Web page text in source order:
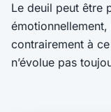
Le deuil peut être
contrairement à
n’évolue pas